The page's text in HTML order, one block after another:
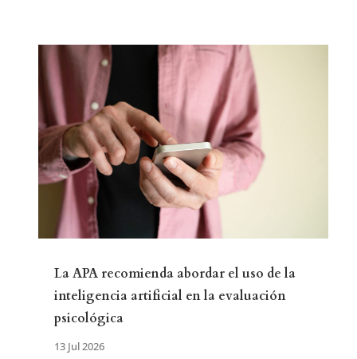
La APA recomienda abordar el uso de la
inteligencia artificial en la evaluación
psicológica
13 Jul 2026